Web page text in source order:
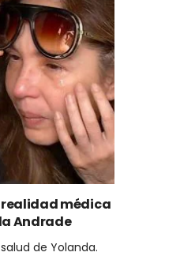
realidad médica
Andrade
de Yolanda.